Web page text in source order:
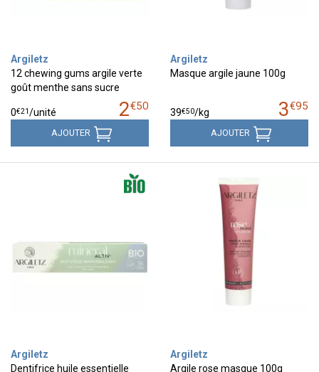
Argiletz
12 chewing gums argile verte
goût menthe sans sucre
2€50
0€21/unité
AJOUTER
Argiletz
Masque argile jaune 100g
3€95
39€50/kg
AJOUTER
Argiletz
Dentifrice huile essentielle
Argiletz
Argile rose masque 100g